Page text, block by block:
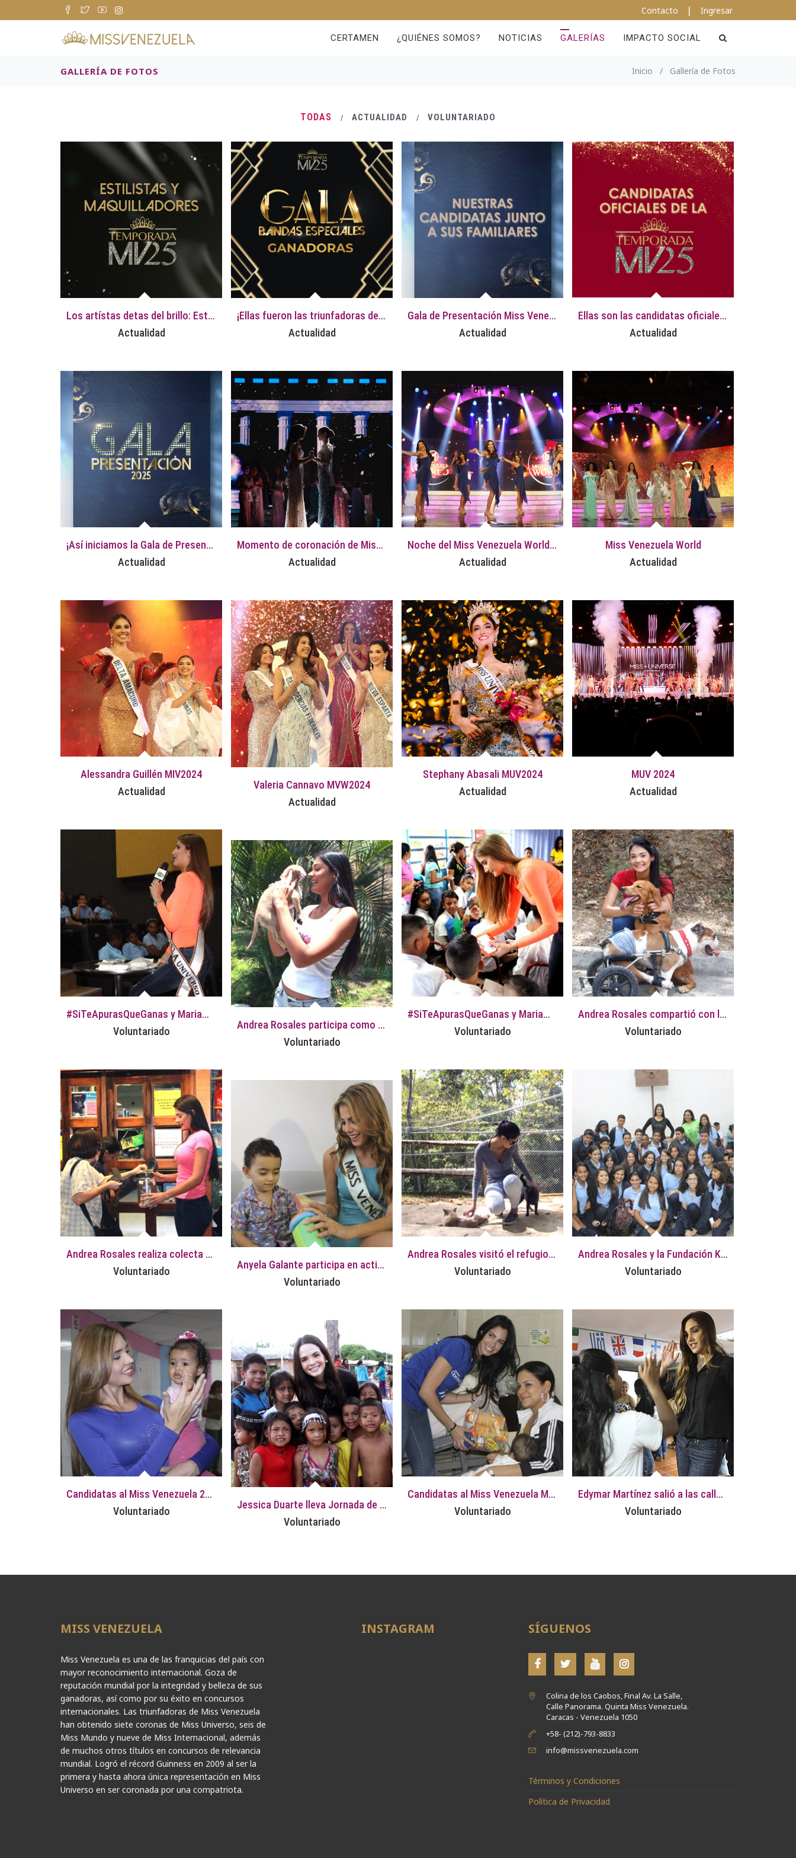
Contacto | Ingresar
CERTAMEN ¿QUIÉNES SOMOS? NOTICIAS GALERÍAS IMPACTO SOCIAL
GALLERÍA DE FOTOS Inicio / Gallería de Fotos
TODAS / ACTUALIDAD / VOLUNTARIADO
Los artístas detas del brillo: Estilistas y Maquilladores de la Temporada 2025
Actualidad
¡Ellas fueron las triunfadoras de la Gala de Bandas Especiales!
Actualidad
Gala de Presentación Miss Venezuela 2025: Fotos Exclusivas con Familiares
Actualidad
Ellas son las candidatas oficiales del Miss Venezuela 2025
Actualidad
¡Así iniciamos la Gala de Presentación 2025!
Actualidad
Momento de coronación de Miss Universe Venezuela 2024
Actualidad
Noche del Miss Venezuela World 2024
Actualidad
Miss Venezuela World
Actualidad
Alessandra Guillén MIV2024
Actualidad
Valeria Cannavo MVW2024
Actualidad
Stephany Abasali MUV2024
Actualidad
MUV 2024
Actualidad
#SiTeApurasQueGanas y Mariam Habach llegan a El Tigre
Voluntariado
#SiTeApurasQueGanas y Mariam Habach visitan el estado Lara
Voluntariado
Andrea Rosales compartió con los animales de Proyecto Nala
Voluntariado
Andrea Rosales participa como voluntaria en una Jornada de Esterilización de mascotas
Voluntariado
Andrea Rosales realiza colecta de insumos para la Fundación Colmillos y Patas
Voluntariado
Andrea Rosales visitó el refugio de la Fundación Colmillos y Patas
Voluntariado
Andrea Rosales y la Fundación Kikiriwau promueven la tenencia responsable de mascotas
Voluntariado
Anyela Galante participa en actividades de Voluntariado
Voluntariado
Candidatas al Miss Venezuela 2015 en sus actividades de Voluntariado
Voluntariado
Candidatas al Miss Venezuela Mundo 2014 en sus actividades de Voluntariado
Voluntariado
Edymar Martínez salió a las calles para desarrollar su voluntariado Social
Voluntariado
Jessica Duarte lleva Jornada de atención Médica - Odontológica especializada a Kavanayen
Voluntariado
MISS VENEZUELA
Miss Venezuela es una de las franquicias del país con
mayor reconocimiento internacional. Goza de
reputación mundial por la integridad y belleza de sus
ganadoras, así como por su éxito en concursos
internacionales. Las triunfadoras de Miss Venezuela
han obtenido siete coronas de Miss Universo, seis de
Miss Mundo y nueve de Miss Internacional, además
de muchos otros títulos en concursos de relevancia
mundial. Logró el récord Guinness en 2009 al ser la
primera y hasta ahora única representación en Miss
Universo en ser coronada por una compatriota.
INSTAGRAM SÍGUENOS
Colina de los Caobos, Final Av. La Salle,
Calle Panorama. Quinta Miss Venezuela.
Caracas - Venezuela 1050
+58- (212)-793-8833
info@missvenezuela.com
Términos y Condiciones
Política de Privacidad